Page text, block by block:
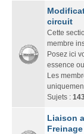
circuit
Cette
membre
Posez ici
essence
Les
Sujets :
Liaison